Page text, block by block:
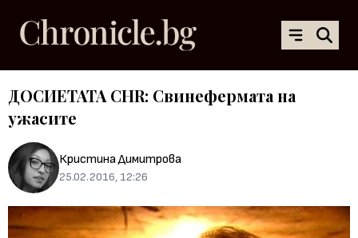
ДОСИЕТАТА CHR: Свинефермата на
ужасите
Кристина Димитрова
25.02.2016, 12:26